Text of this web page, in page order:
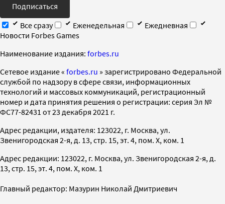
Подписаться
Все сразу
Еженедельная
Ежедневная
Новости Forbes Games
Наименование издания: forbes.ru
Cетевое издание « forbes.ru » зарегистрировано Федеральной
службой по надзору в сфере связи, информационных
технологий и массовых коммуникаций, регистрационный
номер и дата принятия решения о регистрации: серия Эл №
ФС77-82431 от 23 декабря 2021 г.
Адрес редакции, издателя: 123022, г. Москва, ул.
Звенигородская 2-я, д. 13, стр. 15, эт. 4, пом. X, ком. 1
Адрес редакции: 123022, г. Москва, ул. Звенигородская 2-я, д.
13, стр. 15, эт. 4, пом. X, ком. 1
Главный редактор: Мазурин Николай Дмитриевич